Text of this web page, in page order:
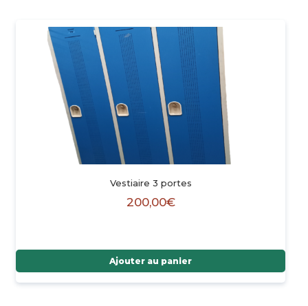
Vestiaire 3 portes
200,00€
Ajouter au panier